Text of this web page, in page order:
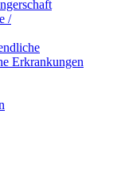
/
Erkrankungen